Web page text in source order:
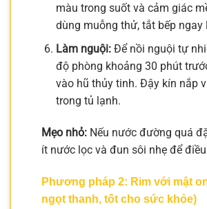
màu trong suốt và cảm giác
dùng muỗng thử, tắt bếp ngay
Làm nguội:Để nồi nguội tự
độ phòng khoảng 30 phút
vào hũ thủy tinh. Đậy kín nắp
trong tủ lạnh.
Mẹo nhỏ: Nếu nước đường quá
ít nước lọc và đun sôi nhẹ để
Phương pháp 2: Rim với mật
ngọt thanh, tốt cho sức khỏe)